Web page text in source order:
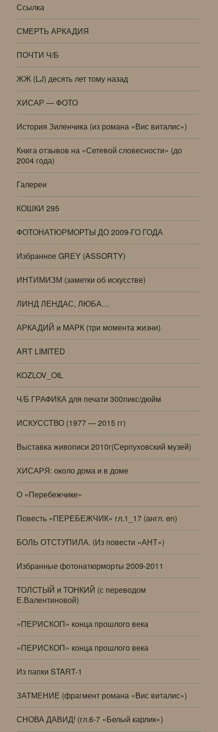
Ссылка
СМЕРТЬ АРКАДИЯ
ПОЧТИ Ч/Б
ЖЖ (LJ) десять лет тому назад
ХИСАР — ФОТО
История Зиленчика (из романа «Вис виталис»)
Книга отзывов на «Сетевой словесности» (до
2004 года)
Галереи
КОШКИ 295
ФОТОНАТЮРМОРТЫ ДО 2009-ГО ГОДА
Избранное GREY (ASSORTY)
ИНТИМИЗМ (заметки об искусстве)
ЛИНД ЛЕНДАС, ЛЮБА…
АРКАДИЙ и МАРК (три момента жизни)
ART LIMITED
KOZLOV_OIL
Ч/Б ГРАФИКА для печати 300пикс/дюйм
ИСКУССТВО (1977 — 2015 гг)
Выставка живописи 2010г(Серпуховский музей)
ХИСАРЯ: около дома и в доме
О «Перебежчике»
Повесть «ПЕРЕБЕЖЧИК» гл.1_17 (англ. en)
БОЛЬ ОТСТУПИЛА. (Из повести «АНТ»)
Избранные фотонатюрморты 2009-2011
ТОЛСТЫЙ и ТОНКИЙ (с переводом
Е.Валентиновой)
«ПЕРИСКОП» конца прошлого века
«ПЕРИСКОП» конца прошлого века
Из папки START-1
ЗАТМЕНИЕ (фрагмент романа «Вис виталис»)
СНОВА ДАВИД! (гл.6-7 «Белый карлик»)